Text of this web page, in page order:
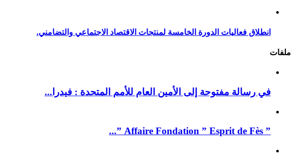
انطلاق فعاليات الدورة الخامسة لمنتجات الاقتصاد الاجتماعي والتضامني.
ملفات
في رسالة مفتوحة إلى الأمين العام للأمم المتحدة : فيدرا...
” Affaire Fondation ” Esprit de Fès ”...